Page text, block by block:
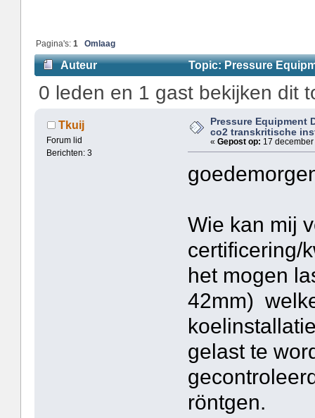
Pagina's:1 Omlaag
Auteur
Topic: Pressure
8545 keer)
0 leden en 1 gast bekijken dit
Tkuij
Forum lid
Berichten: 3
Pressure Equipment
co2 transkritische
«Gepost op: 17
Wie kan mij
certificering/
het mogen
42mm)
gelast te
röntgen.